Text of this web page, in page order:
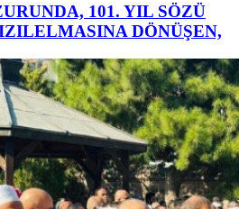
101. YIL SÖZÜ
DÖNÜŞEN,